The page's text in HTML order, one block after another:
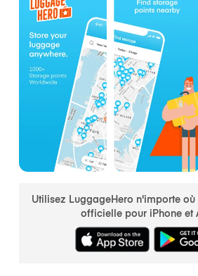
Utilisez LuggageHero n'importe
officielle pour iPhone et